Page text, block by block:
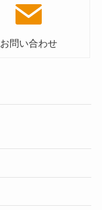
お問い合わせ